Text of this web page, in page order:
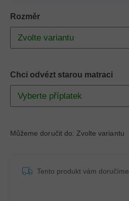
Rozměr
Chci odvézt starou matraci
Můžeme doručit do: Zvolte variantu
Tento produkt vám doručíme